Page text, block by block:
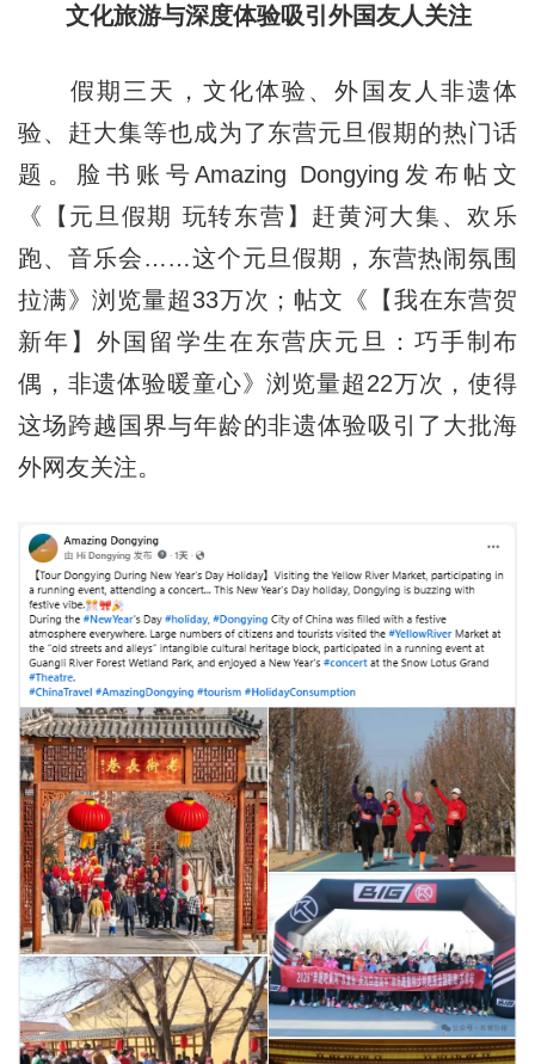
文化旅游与深度体验吸引外国友人关注
假期三天，文化体验、外国友人非遗体
验、赶大集等也成为了东营元旦假期的热门话
题。脸书账号Amazing Dongying发布帖文
《【元旦假期 玩转东营】赶黄河大集、欢乐
跑、音乐会……这个元旦假期，东营热闹氛围
拉满》浏览量超33万次；帖文《【我在东营贺
新年】外国留学生在东营庆元旦：巧手制布
偶，非遗体验暖童心》浏览量超22万次，使得
这场跨越国界与年龄的非遗体验吸引了大批海
外网友关注。